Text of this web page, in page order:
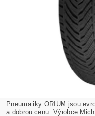
Pneumatiky ORIUM jsou
a dobrou cenu. Výrobce